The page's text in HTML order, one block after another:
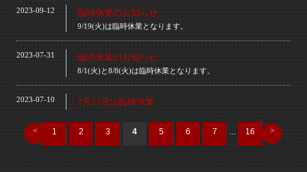
2023-09-12 臨時休業のお知らせ
9/19(火)は臨時休業となります。
2023-07-31 臨時休業のお知らせ
8/1(火)と8/8(火)は臨時休業となります。
2023-07-10 7月25日は臨時休業
< 1 2 3 4 5 6 7 ... 16 >